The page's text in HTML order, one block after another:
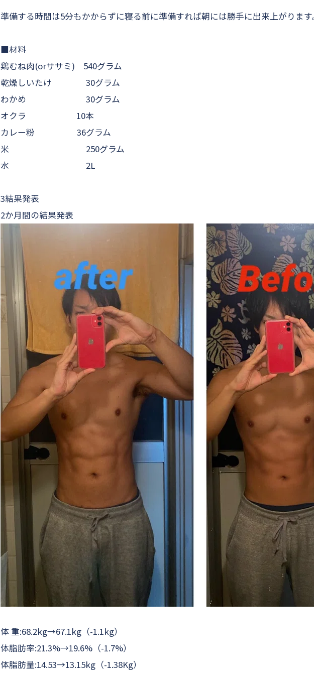
準備する時間は5分もかからずに寝る前に準備すれば朝には勝手に出来上がります
■材料
鶏むね肉(orササミ) 540グラム
乾燥しいたけ 30グラム
わかめ 30グラム
オクラ 10本
カレー粉 36グラム
米 250グラム
水 2L
3結果発表
2か月間の結果発表
体 重:68.2kg→67.1kg（-1.1kg）
体脂肪率:21.3%→19.6%（-1.7%）
体脂肪量:14.53→13.15kg（-1.38Kg）